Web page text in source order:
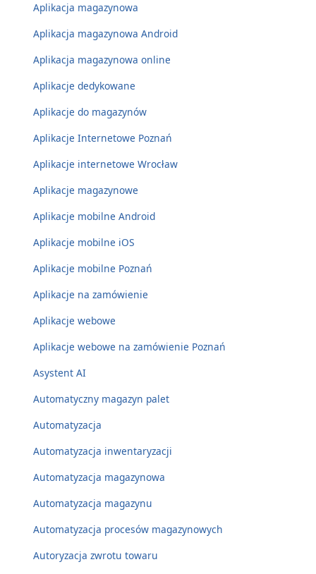
Aplikacja magazynowa
Aplikacja magazynowa Android
Aplikacja magazynowa online
Aplikacje dedykowane
Aplikacje do magazynów
Aplikacje Internetowe Poznań
Aplikacje internetowe Wrocław
Aplikacje magazynowe
Aplikacje mobilne Android
Aplikacje mobilne iOS
Aplikacje mobilne Poznań
Aplikacje na zamówienie
Aplikacje webowe
Aplikacje webowe na zamówienie Poznań
Asystent AI
Automatyczny magazyn palet
Automatyzacja
Automatyzacja inwentaryzacji
Automatyzacja magazynowa
Automatyzacja magazynu
Automatyzacja procesów magazynowych
Autoryzacja zwrotu towaru